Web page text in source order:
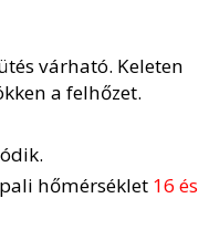
várható. Keleten
a felhőzet.
hőmérséklet 16 és